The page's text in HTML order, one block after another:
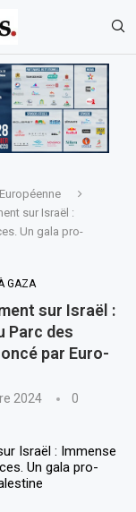
sur Israël :
Un gala pro-
GAZA
sur Israël :
Parc des
par Euro-
2024
0